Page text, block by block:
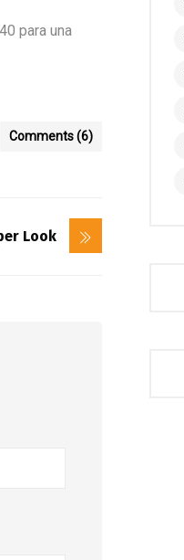
para una
Comments (6)
Look